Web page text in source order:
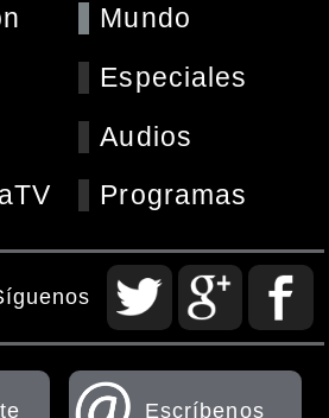
Mundo
Especiales
Audios
Programas
Escríbenos